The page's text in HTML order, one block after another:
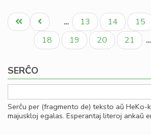
Pagination
Unua
paĝo
Antaŭa
paĝo
… Paĝo
13 Paĝo
14 15
Paĝo
18 Paĝo
19 Paĝo
20 Paĝo
21 …
SERĈO
Serĉu per (fragmento de) teksto aŭ HeKo-
majuskloj egalas. Esperantaj literoj ankaŭ